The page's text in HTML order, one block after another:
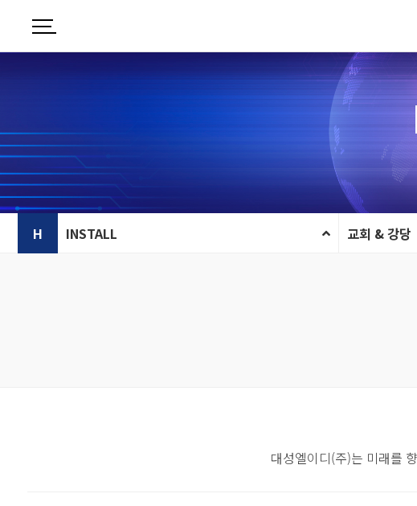
H INSTALL 교회 & 강당
대성엘이디(주)는 미래를